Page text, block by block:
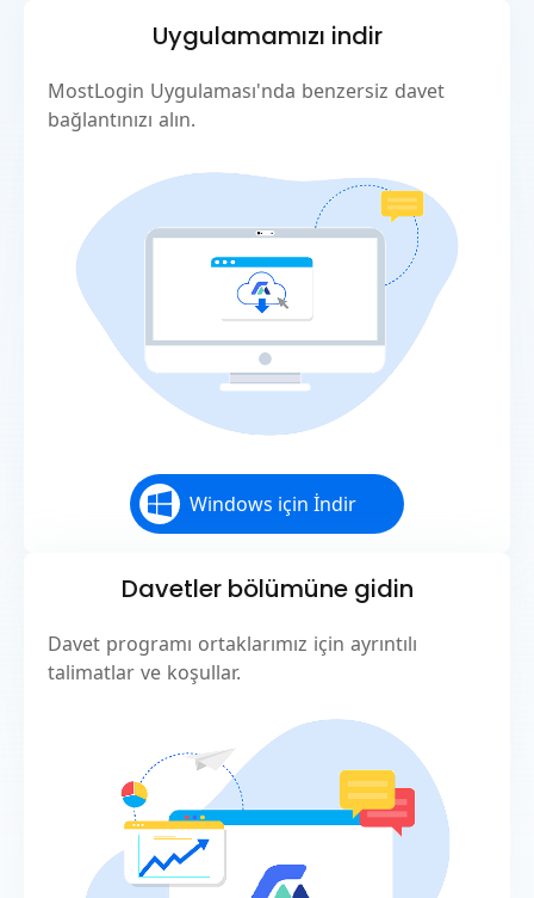
Uygulamamızı indir
MostLogin Uygulaması'nda benzersiz davet
bağlantınızı alın.
Windows için İndir
Davetler bölümüne gidin
Davet programı ortaklarımız için ayrıntılı
talimatlar ve koşullar.